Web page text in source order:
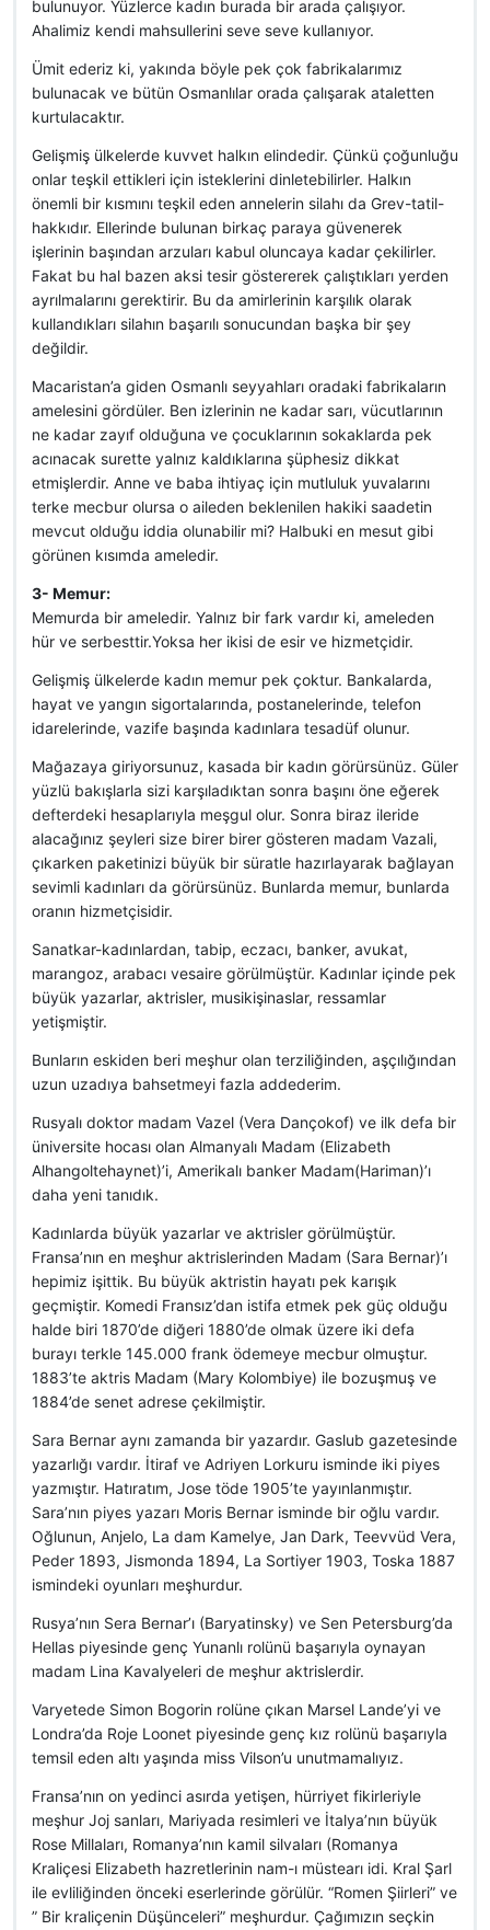
bulunuyor. Yüzlerce kadın burada bir arada çalışıyor.
Ahalimiz kendi mahsullerini seve seve kullanıyor.
Ümit ederiz ki, yakında böyle pek çok fabrikalarımız
bulunacak ve bütün Osmanlılar orada çalışarak ataletten
kurtulacaktır.
Gelişmiş ülkelerde kuvvet halkın elindedir. Çünkü çoğunluğu
onlar teşkil ettikleri için isteklerini dinletebilirler. Halkın
önemli bir kısmını teşkil eden annelerin silahı da Grev-tatil-
hakkıdır. Ellerinde bulunan birkaç paraya güvenerek
işlerinin başından arzuları kabul oluncaya kadar çekilirler.
Fakat bu hal bazen aksi tesir göstererek çalıştıkları yerden
ayrılmalarını gerektirir. Bu da amirlerinin karşılık olarak
kullandıkları silahın başarılı sonucundan başka bir şey
değildir.
Macaristan’a giden Osmanlı seyyahları oradaki fabrikaların
amelesini gördüler. Ben izlerinin ne kadar sarı, vücutlarının
ne kadar zayıf olduğuna ve çocuklarının sokaklarda pek
acınacak surette yalnız kaldıklarına şüphesiz dikkat
etmişlerdir. Anne ve baba ihtiyaç için mutluluk yuvalarını
terke mecbur olursa o aileden beklenilen hakiki saadetin
mevcut olduğu iddia olunabilir mi? Halbuki en mesut gibi
görünen kısımda ameledir.
3- Memur:
Memurda bir ameledir. Yalnız bir fark vardır ki, ameleden
hür ve serbesttir.Yoksa her ikisi de esir ve hizmetçidir.
Gelişmiş ülkelerde kadın memur pek çoktur. Bankalarda,
hayat ve yangın sigortalarında, postanelerinde, telefon
idarelerinde, vazife başında kadınlara tesadüf olunur.
Mağazaya giriyorsunuz, kasada bir kadın görürsünüz. Güler
yüzlü bakışlarla sizi karşıladıktan sonra başını öne eğerek
defterdeki hesaplarıyla meşgul olur. Sonra biraz ileride
alacağınız şeyleri size birer birer gösteren madam Vazali,
çıkarken paketinizi büyük bir süratle hazırlayarak bağlayan
sevimli kadınları da görürsünüz. Bunlarda memur, bunlarda
oranın hizmetçisidir.
Sanatkar-kadınlardan, tabip, eczacı, banker, avukat,
marangoz, arabacı vesaire görülmüştür. Kadınlar içinde pek
büyük yazarlar, aktrisler, musikişinaslar, ressamlar
yetişmiştir.
Bunların eskiden beri meşhur olan terziliğinden, aşçılığından
uzun uzadıya bahsetmeyi fazla addederim.
Rusyalı doktor madam Vazel (Vera Dançokof) ve ilk defa bir
üniversite hocası olan Almanyalı Madam (Elizabeth
Alhangoltehaynet)’i, Amerikalı banker Madam(Hariman)’ı
daha yeni tanıdık.
Kadınlarda büyük yazarlar ve aktrisler görülmüştür.
Fransa’nın en meşhur aktrislerinden Madam (Sara Bernar)’ı
hepimiz işittik. Bu büyük aktristin hayatı pek karışık
geçmiştir. Komedi Fransız’dan istifa etmek pek güç olduğu
halde biri 1870’de diğeri 1880’de olmak üzere iki defa
burayı terkle 145.000 frank ödemeye mecbur olmuştur.
1883’te aktris Madam (Mary Kolombiye) ile bozuşmuş ve
1884’de senet adrese çekilmiştir.
Sara Bernar aynı zamanda bir yazardır. Gaslub gazetesinde
yazarlığı vardır. İtiraf ve Adriyen Lorkuru isminde iki piyes
yazmıştır. Hatıratım, Jose töde 1905’te yayınlanmıştır.
Sara’nın piyes yazarı Moris Bernar isminde bir oğlu vardır.
Oğlunun, Anjelo, La dam Kamelye, Jan Dark, Teevvüd Vera,
Peder 1893, Jismonda 1894, La Sortiyer 1903, Toska 1887
ismindeki oyunları meşhurdur.
Rusya’nın Sera Bernar’ı (Baryatinsky) ve Sen Petersburg’da
Hellas piyesinde genç Yunanlı rolünü başarıyla oynayan
madam Lina Kavalyeleri de meşhur aktrislerdir.
Varyetede Simon Bogorin rolüne çıkan Marsel Lande’yi ve
Londra’da Roje Loonet piyesinde genç kız rolünü başarıyla
temsil eden altı yaşında miss Vilson’u unutmamalıyız.
Fransa’nın on yedinci asırda yetişen, hürriyet fikirleriyle
meşhur Joj sanları, Mariyada resimleri ve İtalya’nın büyük
Rose Millaları, Romanya’nın kamil silvaları (Romanya
Kraliçesi Elizabeth hazretlerinin nam-ı müstearı idi. Kral Şarl
ile evliliğinden önceki eserlerinde görülür. “Romen Şiirleri” ve
” Bir kraliçenin Düşünceleri” meşhurdur. Çağımızın seçkin